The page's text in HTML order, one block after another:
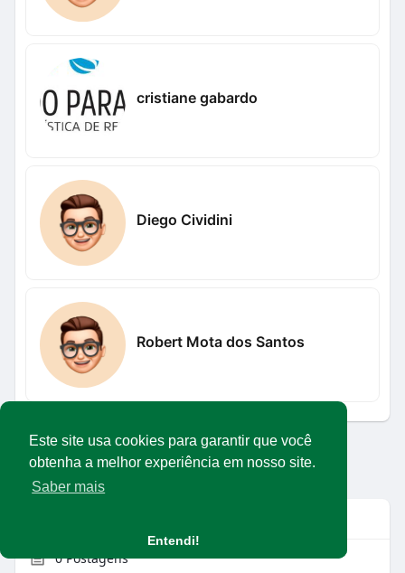
Este site usa cookies para garantir que você
obtenha a melhor experiência em nosso site.
Saber mais
Entendi!
cristiane gabardo
Diego Cividini
Robert Mota dos Santos
Carregar mais usuários
0Postagens